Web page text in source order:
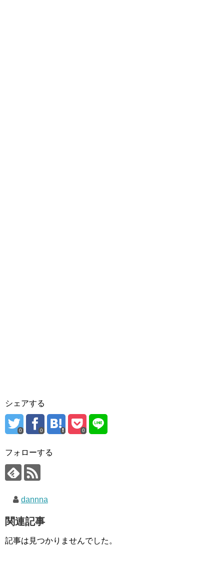
シェアする
0 0 0
フォローする
dannna
関連記事
記事は見つかりませんでした。